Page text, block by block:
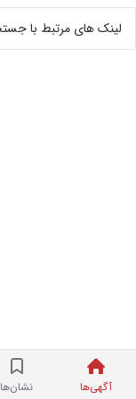
آگهی‌ها نشان‌ها
لینک های مرتبط با